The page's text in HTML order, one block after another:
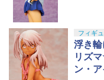
フィギ
浮き
リズ
ン・